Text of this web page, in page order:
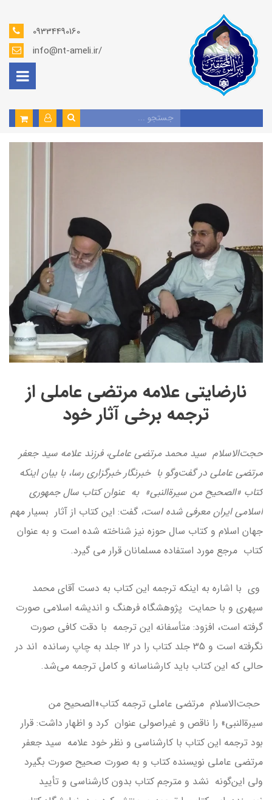
09334490160
info@nt-ameli.ir/
نارضایتی علامه مرتضی عاملی از
ترجمه برخی آثار خود
حجت‌الاسلام سید محمد مرتضی عاملی، فرزند علامه سید جعفر
مرتضی عاملی در گفت‌وگو با خبرنگار خبرگزاری رسا، با بیان اینکه
کتاب «الصحیح من سیرة‌النبی» به عنوان کتاب سال جمهوری
اسلامی ایران معرفی شده است، گفت: این کتاب از آثار بسیار مهم
جهان اسلام و کتاب سال حوزه نیز شناخته شده است و به عنوان
کتاب مرجع مورد استفاده مسلمانان قرار می گیرد.
وی با اشاره به اینکه ترجمه این کتاب به دست آقای محمد
سپهری و با حمایت پژوهشگاه فرهنگ و اندیشه اسلامی صورت
گرفته است، افزود: متأسفانه این ترجمه با دقت کافی صورت
نگرفته است و 35 جلد کتاب را در 12 جلد به چاپ رسانده اند در
حالی که این کتاب باید کارشناسانه و کامل ترجمه می‌شد.
حجت‌الاسلام مرتضی عاملی ترجمه کتاب«الصحیح من
سیرة‌النبی» را ناقص و غیراصولی عنوان کرد و اظهار داشت: قرار
بود ترجمه این کتاب با کارشناسی و نظر خود علامه سید جعفر
مرتضی عاملی نویسنده کتاب و به صورت صحیح صورت بگیرد
ولی این‌گونه نشد و مترجم کتاب بدون کارشناسی و تأیید